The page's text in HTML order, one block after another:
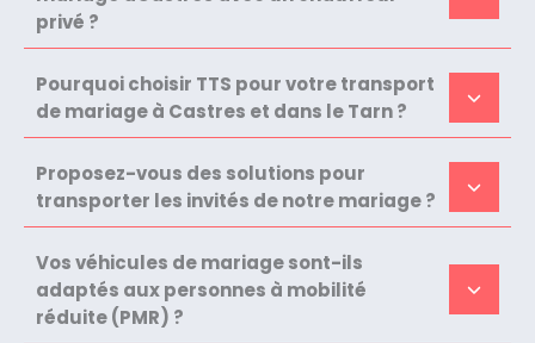
privé ?
Pourquoi choisir TTS pour votre transport
de mariage à Castres et dans le Tarn ?
Proposez-vous des solutions pour
transporter les invités de notre mariage ?
Vos véhicules de mariage sont-ils
adaptés aux personnes à mobilité
réduite (PMR) ?